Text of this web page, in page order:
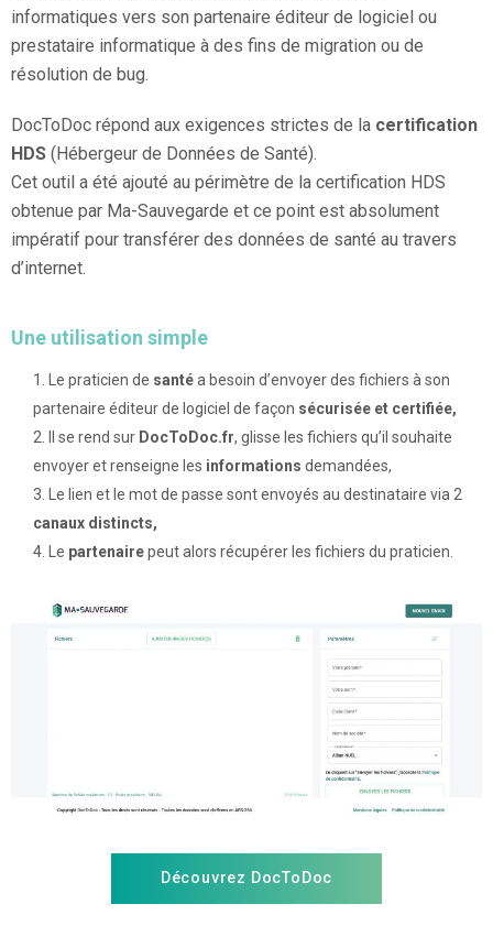
informatiques vers son partenaire éditeur de logiciel ou
prestataire informatique à des fins de migration ou de
résolution de bug.
DocToDoc répond aux exigences strictes de la certification
HDS (Hébergeur de Données de Santé).
Cet outil a été ajouté au périmètre de la certification HDS
obtenue par Ma-Sauvegarde et ce point est absolument
impératif pour transférer des données de santé au travers
d’internet.
Une utilisation simple
Le praticien de santéa besoin d’envoyer des fichiers à son
partenaire éditeur de logiciel de façon sécurisée et certifiée,
Il se rend sur DocToDoc.fr, glisse les fichiers qu’il souhaite
envoyer et renseigne les informations demandées,
Le lien et le mot de passe sont envoyés au destinataire via 2
canaux distincts,
Le partenairepeut alors récupérer les fichiers du praticien.
Découvrez DocToDoc